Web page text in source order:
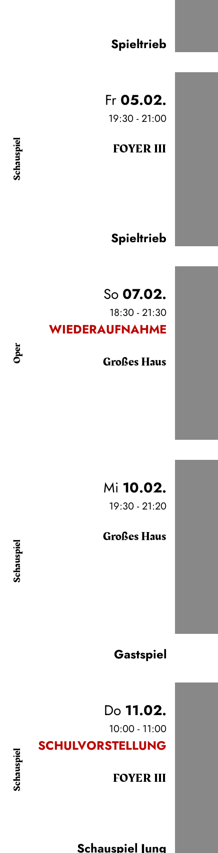
Spieltrieb
Schauspiel
Fr 05.02.
19:30 - 21:00
FOYER III
Spieltrieb
Oper
So 07.02.
18:30 - 21:30
WIEDERAUFNAHME
Großes Haus
Schauspiel
Mi 10.02.
19:30 - 21:20
Großes Haus
Gastspiel
Schauspiel
Do 11.02.
10:00 - 11:00
SCHULVORSTELLUNG
FOYER III
Schauspiel Jung